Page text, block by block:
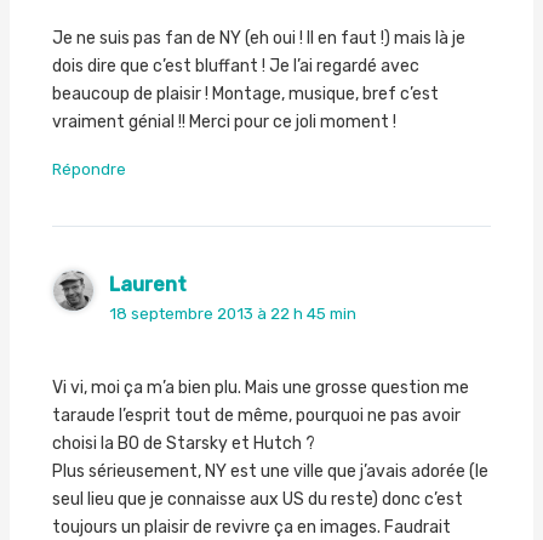
Je ne suis pas fan de NY (eh oui ! Il en faut !) mais là je
dois dire que c’est bluffant ! Je l’ai regardé avec
beaucoup de plaisir ! Montage, musique, bref c’est
vraiment génial !! Merci pour ce joli moment !
Répondre
Laurent
18 septembre 2013 à 22 h 45 min
Vi vi, moi ça m’a bien plu. Mais une grosse question me
taraude l’esprit tout de même, pourquoi ne pas avoir
choisi la BO de Starsky et Hutch ?
Plus sérieusement, NY est une ville que j’avais adorée (le
seul lieu que je connaisse aux US du reste) donc c’est
toujours un plaisir de revivre ça en images. Faudrait